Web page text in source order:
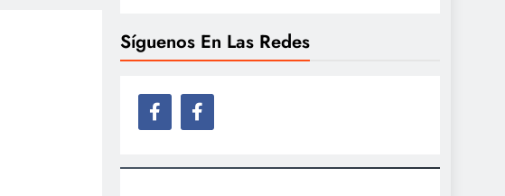
Síguenos En Las Redes